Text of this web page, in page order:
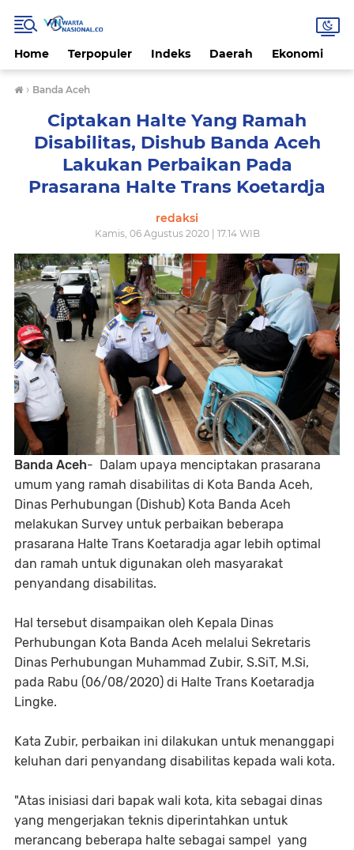
Home Terpopuler Indeks Daerah Ekonomi
› Banda Aceh
Ciptakan Halte Yang Ramah
Disabilitas, Dishub Banda Aceh
Lakukan Perbaikan Pada
Prasarana Halte Trans Koetardja
redaksi
Kamis, 06 Agustus 2020 | 17.14 WIB
Banda Aceh- Dalam upaya menciptakan prasarana
umum yang ramah disabilitas di Kota Banda Aceh,
Dinas Perhubungan (Dishub) Kota Banda Aceh
melakukan Survey untuk perbaikan beberapa
prasarana Halte Trans Koetaradja agar lebih optimal
dan ramah untuk digunakan oleh masyarakat
penyandang disabilitas.
Hal tersebut disampaikan oleh Kepala Dinas
Perhubungan Kota Banda Aceh melalui Sekretaris
Dinas Perhubungan Muhammad Zubir, S.SiT, M.Si,
pada Rabu (06/08/2020) di Halte Trans Koetaradja
Lingke.
Kata Zubir, perbaikan ini dilakukan untuk menanggapi
keluhan dari penyandang disabilitas kepada wali kota.
"Atas inisiasi dari bapak wali kota, kita sebagai dinas
yang mengerjakan teknis diperintahkan untuk
merancang beberapa halte sebagai sampel yang